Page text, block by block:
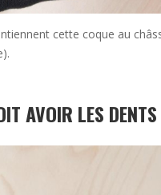
cette coque au
AVOIR LES